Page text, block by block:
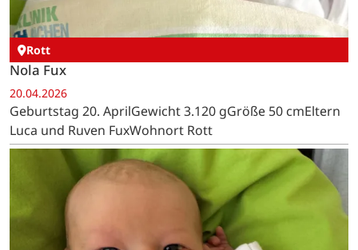
Rott
Nola Fux
20.04.2026
Geburtstag 20. AprilGewicht 3.120 gGröße 50 cmEltern
Luca und Ruven FuxWohnort Rott